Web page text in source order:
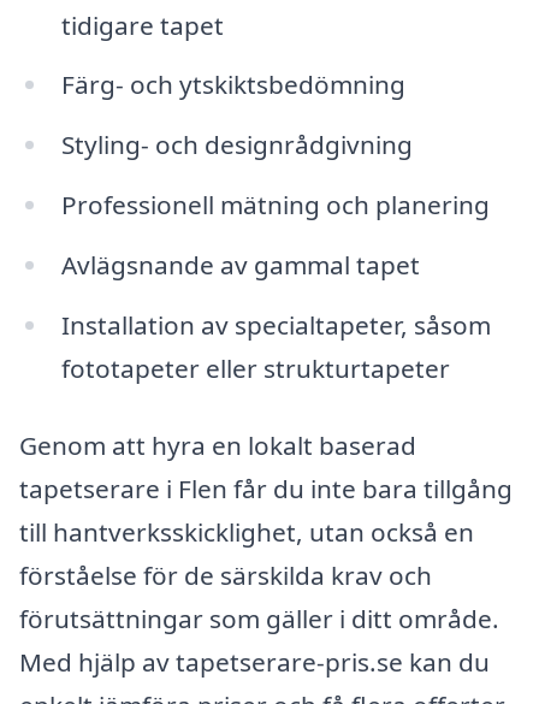
tidigare tapet
Färg- och ytskiktsbedömning
Styling- och designrådgivning
Professionell mätning och planering
Avlägsnande av gammal tapet
Installation av specialtapeter, såsom
fototapeter eller strukturtapeter
Genom att hyra en lokalt baserad
tapetserare i Flen får du inte bara tillgång
till hantverksskicklighet, utan också en
förståelse för de särskilda krav och
förutsättningar som gäller i ditt område.
Med hjälp av tapetserare-pris.se kan du